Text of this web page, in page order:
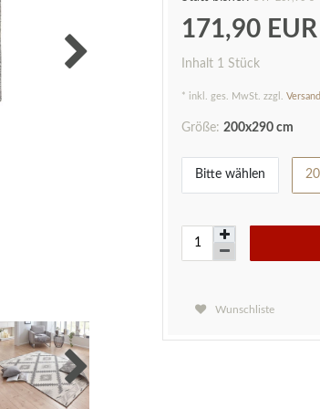
171,90 EUR
Inhalt 1 Stück
* inkl. ges. MwSt. zzgl.
Größe: 200x290 cm
Bitte wählen
Wunschliste